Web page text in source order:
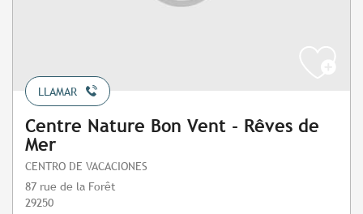
LLAMAR
Centre Nature Bon Vent - Rêves de
Mer
CENTRO DE VACACIONES
87 rue de la Forêt
29250